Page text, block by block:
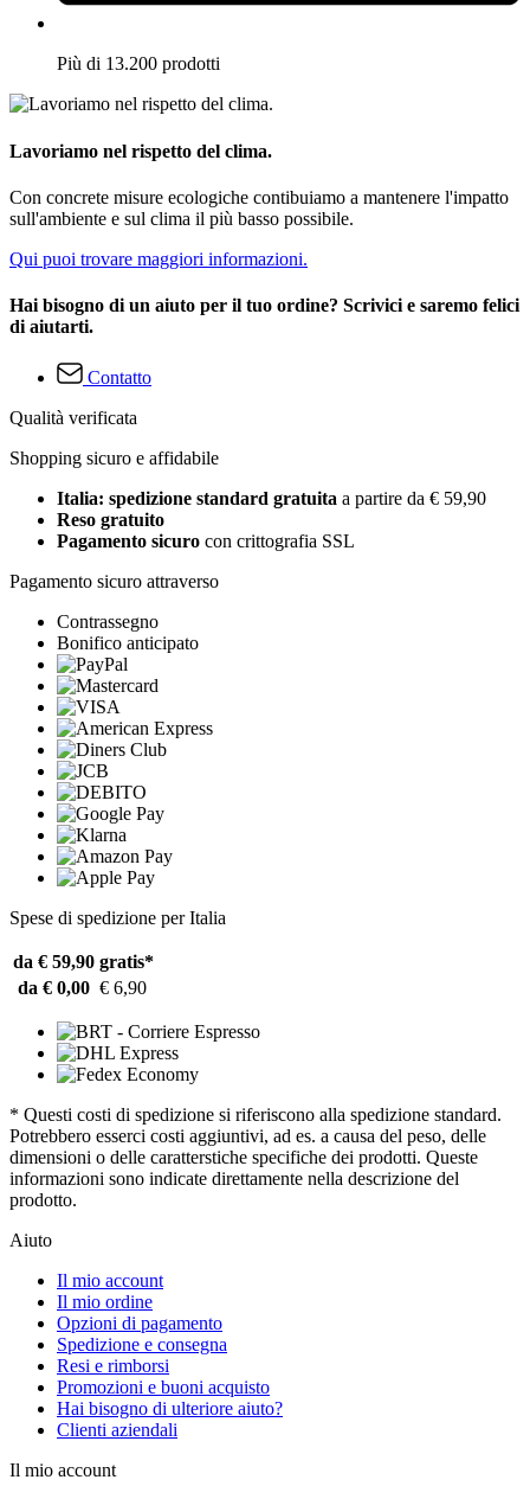
Più di 13.200 prodotti
Lavoriamo nel rispetto del clima.
Con concrete misure ecologiche contibuiamo a mantenere l'impatto
sull'ambiente e sul clima il più basso possibile.
Qui puoi trovare maggiori informazioni.
Hai bisogno di un aiuto per il tuo ordine? Scrivici e saremo felici
di aiutarti.
Contatto
Qualità verificata
Shopping sicuro e affidabile
Italia: spedizione standard gratuita a partire da € 59,90
Reso gratuito
Pagamento sicuro con crittografia SSL
Pagamento sicuro attraverso
Contrassegno
Bonifico anticipato
Spese di spedizione per Italia
da € 59,90 gratis*
da € 0,00 € 6,90
* Questi costi di spedizione si riferiscono alla spedizione standard.
Potrebbero esserci costi aggiuntivi, ad es. a causa del peso, delle
dimensioni o delle caratterstiche specifiche dei prodotti. Queste
informazioni sono indicate direttamente nella descrizione del
prodotto.
Aiuto
Il mio account
Il mio ordine
Opzioni di pagamento
Spedizione e consegna
Resi e rimborsi
Promozioni e buoni acquisto
Hai bisogno di ulteriore aiuto?
Clienti aziendali
Il mio account